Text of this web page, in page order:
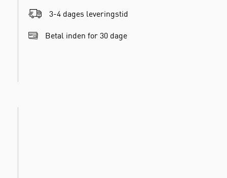
3-4 dages leveringstid
Betal inden for 30 dage